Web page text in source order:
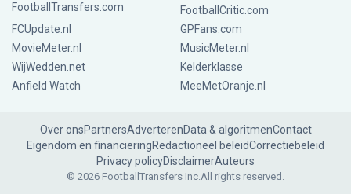
FootballTransfers.com
FootballCritic.com
FCUpdate.nl
GPFans.com
MovieMeter.nl
MusicMeter.nl
WijWedden.net
Kelderklasse
Anfield Watch
MeeMetOranje.nl
Over onsPartnersAdverterenData & algoritmenContact
Eigendom en financieringRedactioneel beleidCorrectiebeleid
Privacy policyDisclaimerAuteurs
© 2026 FootballTransfers Inc.All rights reserved.